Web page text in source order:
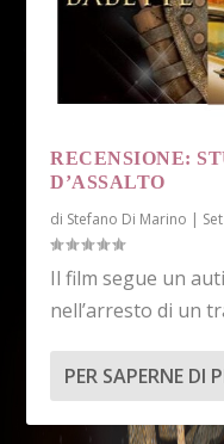
RECENSIONE:
D’ASSALTO
di Stefano Di Marino |
Il film segue un
nell’arresto di un
PER SAPERNE DI